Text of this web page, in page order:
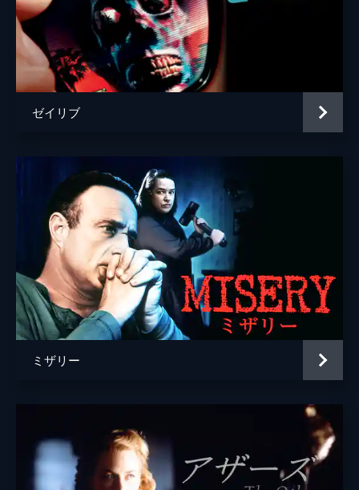
クロード
フェリックス
マリー ジョアンナ・ロス
ケネス・ブラナー
フランク・ダラボン
原作 メアリー・シェリー
音楽 パトリック・ドイル
製作 フランシス・フォード・コッポラ
ジェームズ・Ｖ・ハート
ゼイリブ
ミザリー